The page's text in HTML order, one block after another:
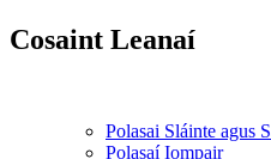
Cosaint Leanaí
Polasai Sláinte agus
Polasaí Iompair